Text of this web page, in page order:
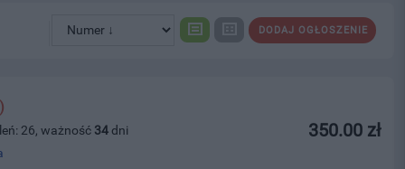
DODAJ OGŁOSZENIE
350.00 zł
26, ważność 34 dni